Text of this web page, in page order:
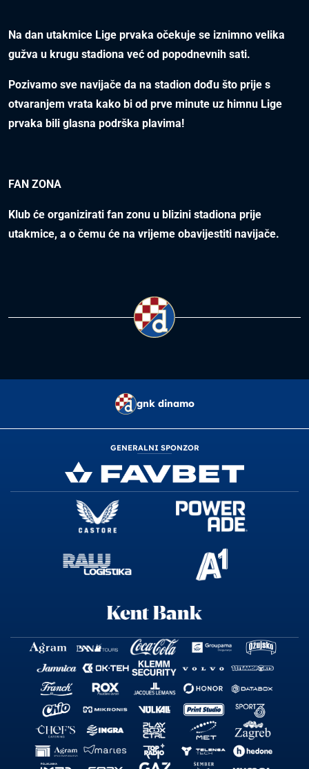
Na dan utakmice Lige prvaka očekuje se iznimno velika
gužva u krugu stadiona već od popodnevnih sati.
Pozivamo sve navijače da na stadion dođu što prije s
otvaranjem vrata kako bi od prve minute uz himnu Lige
prvaka bili glasna podrška plavima!
FAN ZONA
Klub će organizirati fan zonu u blizini stadiona prije
utakmice, a o čemu će na vrijeme obavijestiti navijače.
gnk dinamo
GENERALNI SPONZOR